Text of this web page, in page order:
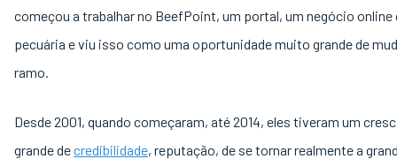
começou a trabalhar no BeefPoint, um portal, um negócio online
pecuária e viu isso como uma oportunidade muito grande de
ramo.
Desde 2001, quando começaram, até 2014, eles tiveram um
grande decredibilidade, reputação, de se tornar realmente a